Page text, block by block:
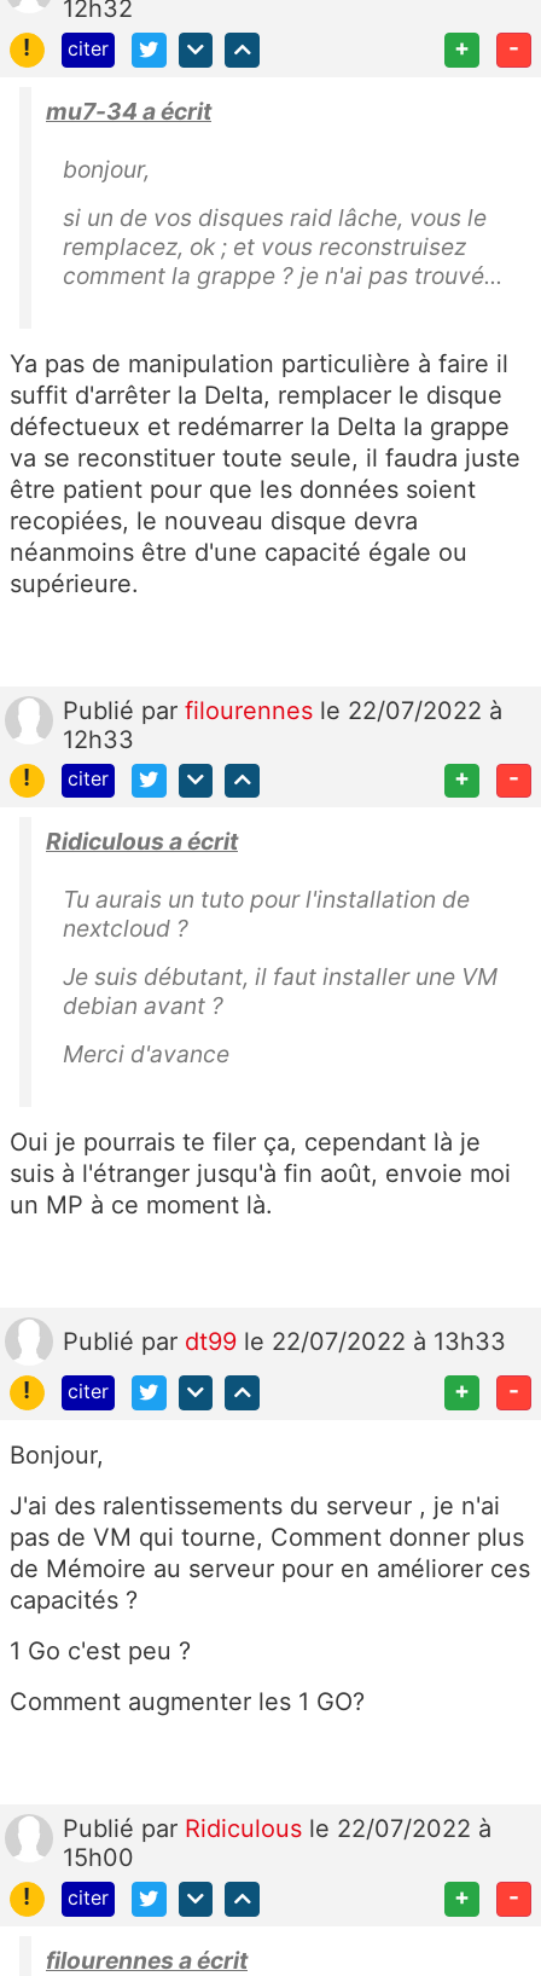
12h32
!
citer + -
mu7-34 a écrit
bonjour,
si un de vos disques raid lâche, vous le
remplacez, ok ; et vous reconstruisez
comment la grappe ? je n'ai pas trouvé...
Ya pas de manipulation particulière à faire il
suffit d'arrêter la Delta, remplacer le disque
défectueux et redémarrer la Delta la grappe
va se reconstituer toute seule, il faudra juste
être patient pour que les données soient
recopiées, le nouveau disque devra
néanmoins être d'une capacité égale ou
supérieure.
Publié par filourennes le 22/07/2022 à
12h33
!
citer + -
Ridiculous a écrit
Tu aurais un tuto pour l'installation de
nextcloud ?
Je suis débutant, il faut installer une VM
debian avant ?
Merci d'avance
Oui je pourrais te filer ça, cependant là je
suis à l'étranger jusqu'à fin août, envoie moi
un MP à ce moment là.
Publié par dt99 le 22/07/2022 à 13h33
!
citer + -
Bonjour,
J'ai des ralentissements du serveur , je n'ai
pas de VM qui tourne, Comment donner plus
de Mémoire au serveur pour en améliorer ces
capacités ?
1 Go c'est peu ?
Comment augmenter les 1 GO?
Publié par Ridiculous le 22/07/2022 à
15h00
!
citer + -
filourennes a écrit